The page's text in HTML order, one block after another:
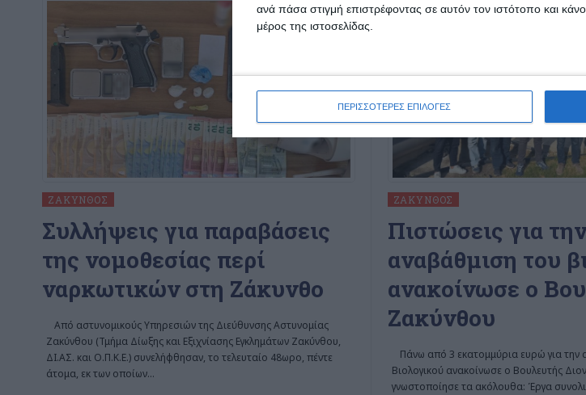
ανά πάσα στιγμή επιστρέφοντας σε αυτόν τον ιστότοπο και
μέρος της ιστοσελίδας.
ΠΕΡΙΣΣΟΤΕΡΕΣ ΕΠΙΛΟΓΕΣ
ΖΆΚΥΝΘΟΣ
Συλλήψεις για παραβάσεις
της νομοθεσίας περί
ναρκωτικών στη Ζάκυνθο
Από αστυνομικούς Υπηρεσιών της Διεύθυνσης Αστυνομίας
Ζακύνθου (Τμήμα Δίωξης και Εξιχνίασης Εγκλημάτων Ζακύνθου,
ΔΙ.ΑΣ. και Ο.Π.Κ.Ε.) συνελήφθησαν, το τελευταίο 48ωρο, πέντε
άτομα, εκ των οποίων…
ΖΆΚΥΝΘΟΣ
Πιστώσεις για την
αναβάθμιση του
ανακοίνωσε ο
Ζακύνθου
Πάνω από 3 εκατομμύρια ευρώ για την
Βιολογικού ανακοίνωσε ο Βουλευτής
γνωστοποίησε τα ακόλουθα: Έργα